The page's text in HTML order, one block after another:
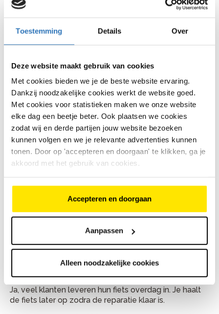
Toestemming Details Over
Deze website maakt gebruik van cookies
Met cookies bieden we je de beste website ervaring.
Dankzij noodzakelijke cookies werkt de website goed.
Met cookies voor statistieken maken we onze website
elke dag een beetje beter. Ook plaatsen we cookies
zodat wij en derde partijen jouw website bezoeken
kunnen volgen en we je relevante advertenties kunnen
tonen. Door op 'accepteren en doorgaan' te klikken, ga je
akkoord met het gebruik van cookies.
Accepteren en doorgaan
Aanpassen
Alleen noodzakelijke cookies
wanneer je e-bike minder ondersteuning geeft of een
storing toont, kan de werkplaats je verder helpen.
Plan je fietsreparatie bij Bike
Totaal Bleumink Vorden
Je vindt Bike Totaal Bleumink Vorden aan Dorpsstraat
12, 7251 BB in Vorden. Bellen kan via 0575 551 393.
Kom gerust langs met je fiets of bel vooraf voor een
handig moment.
Veelgestelde vragen
Hoe lang duurt een fietsreparatie
gemiddeld?
Kleine reparaties duren vaak minder dan een uur. Grote
Kan ik mijn fiets ook inleveren en
later ophalen?
Ja, veel klanten leveren hun fiets overdag in. Je haalt
de fiets later op zodra de reparatie klaar is.